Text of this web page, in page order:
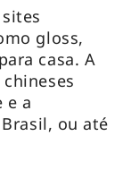
gloss,
casa. A
e a
ou até